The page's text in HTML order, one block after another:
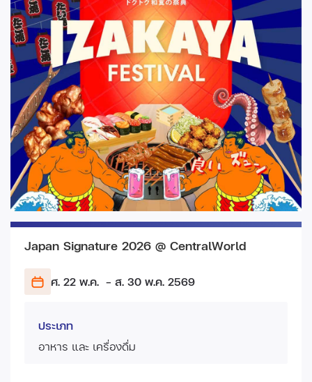
Japan Signature 2026 @ CentralWorld
ศ. 22 พ.ค. - ส. 30 พ.ค. 2569
ประเภท
อาหาร และ เครื่องดื่ม